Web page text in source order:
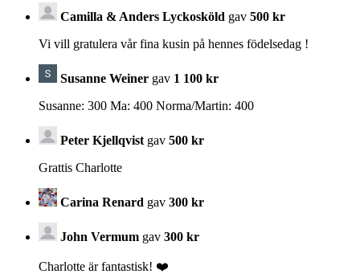
Camilla & Anders Lyckosköld gav 500 kr
Vi vill gratulera vår fina kusin på hennes födelsedag !
Susanne Weiner gav 1 100 kr
Susanne: 300 Ma: 400 Norma/Martin: 400
Peter Kjellqvist gav 500 kr
Grattis Charlotte
Carina Renard gav 300 kr
John Vermum gav 300 kr
Charlotte är fantastisk! ❤️